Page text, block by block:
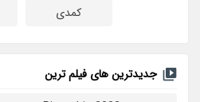
کمدی
جدیدترین های فیلم ترین